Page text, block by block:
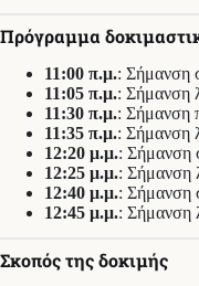
Πρόγραμμα
11:00 π.μ.: Σήμανση
11:05 π.μ.: Σήμανση
11:30 π.μ.: Σήμανση
11:35 π.μ.: Σήμανση
12:20 μ.μ.: Σήμανση
12:25 μ.μ.: Σήμανση
12:40 μ.μ.: Σήμανση
12:45 μ.μ.: Σήμανση
Σκοπός της δοκιμής